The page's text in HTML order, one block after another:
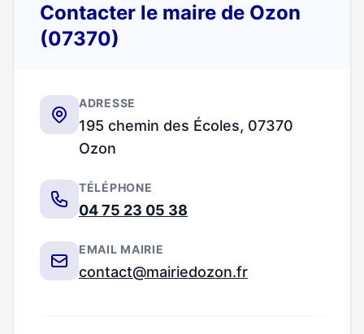
Contacter le maire de Ozon
(07370)
ADRESSE
195 chemin des Écoles, 07370
Ozon
TÉLÉPHONE
04 75 23 05 38
EMAIL MAIRIE
contact@mairiedozon.fr